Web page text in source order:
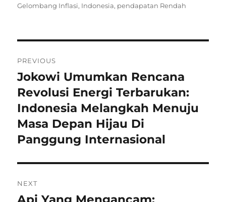
on
Gelombang Inflasi, Indonesia, pendapatan Rendah
pos
PREVIOUS
Previous
post:
Jokowi Umumkan Rencana
Revolusi Energi Terbarukan:
Indonesia Melangkah Menuju
Masa Depan Hijau Di
Panggung Internasional
NEXT
Next